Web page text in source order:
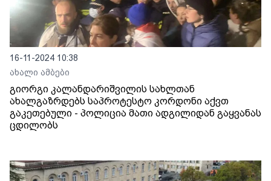
16-11-2024 10:38
ახალი ამბები
გიორგი კალანდარიშვილის სახლთან
ახალგაზრდებს საპროტესტო კორდონი აქვთ
გაკეთებული - პოლიცია მათი ადგილიდან გაყვანას
ცდილობს